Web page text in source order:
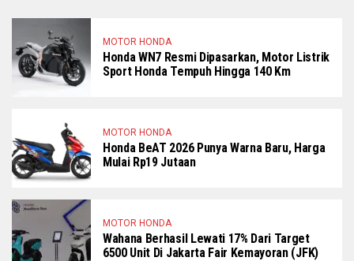
MOTOR HONDA
Honda WN7 Resmi Dipasarkan, Motor Listrik
Sport Honda Tempuh Hingga 140 Km
MOTOR HONDA
Honda BeAT 2026 Punya Warna Baru, Harga
Mulai Rp19 Jutaan
MOTOR HONDA
Wahana Berhasil Lewati 17% Dari Target
6500 Unit Di Jakarta Fair Kemayoran (JFK)